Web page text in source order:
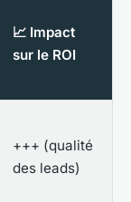
📈 Impact
sur le ROI
+++ (qualité
des leads)